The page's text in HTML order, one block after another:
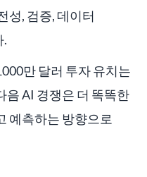
성, 검증, 데이터
.
만 달러 투자 유치는
음 AI 경쟁은 더 똑똑한
예측하는 방향으로